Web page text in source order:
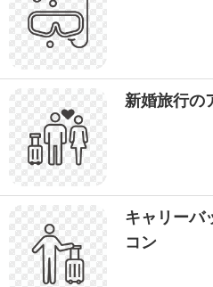
新婚旅行の
キャリーバ
コン